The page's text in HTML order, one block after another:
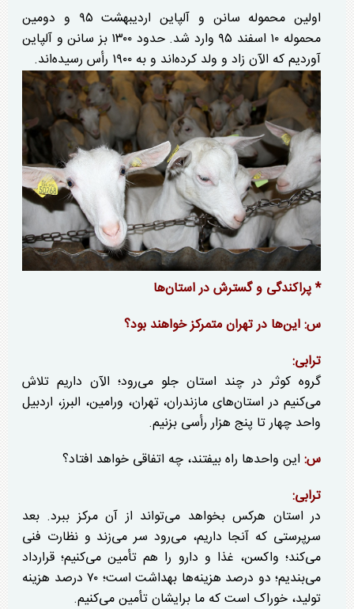
اولین محموله سانن و آلپاین اردیبهشت ۹۵ و دومین
محموله ۱۰ اسفند ۹۵ وارد شد. حدود ۱۳۰۰ بز سانن و آلپاین
آوردیم که الآن زاد و ولد کرده‌اند و به ۱۹۰۰ رأس رسیده‌اند.
* پراکندگی و گسترش در استان‌ها
س: این‌ها در تهران متمرکز خواهند بود؟
ترابی:
گروه کوثر در چند استان جلو می‌رود؛ الآن داریم تلاش
می‌کنیم در استان‌های مازندران، تهران، ورامین، البرز، اردبیل
واحد چهار تا پنج هزار رأسی بزنیم.
س: این واحد‌ها راه بیفتند، چه اتفاقی خواهد افتاد؟
ترابی:
در استان هرکس بخواهد می‌تواند از آن مرکز ببرد. بعد
سرپرستی که آنجا داریم، می‌رود سر می‌زند و نظارت فنی
می‌کند؛ واکسن، غذا و دارو را هم تأمین می‌کنیم؛ قرارداد
می‌بندیم؛ دو درصد هزینه‌ها بهداشت است؛ ۷۰ درصد هزینه
تولید، خوراک است که ما برایشان تأمین می‌کنیم.